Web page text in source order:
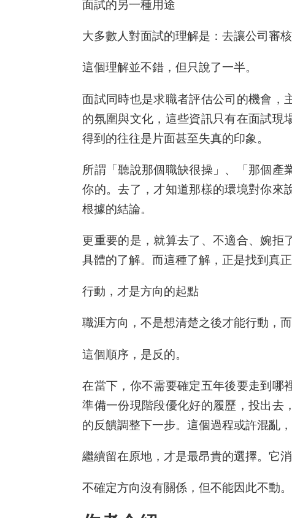
面試的另一種用途
大多數人對面試的理解是：去讓公司審
這個理解並不錯，但只說了一半。
面試同時也是求職者評估公司的機會，
的氛圍與文化，這些資訊只有在面試現
得到的往往是片面甚至失真的印象。
所謂「聽說那個職缺很操」、「那個產
你的。去了，才知道那樣的環境對你來
根據的結論。
更重要的是，就算去了、不適合、婉拒
具體的了解。而這種了解，正是找到真
行動，才是方向的起點
職涯方向，不是想清楚之後才能行動，
這個順序，是反的。
在當下，你不需要確定五年後要走到哪
準備一份現階段優化好的履歷，投出去
的反饋調整下一步。這個過程或許混亂
繼續留在原地，才是最昂貴的選擇。它
不確定方向沒有關係，但不能因此不動